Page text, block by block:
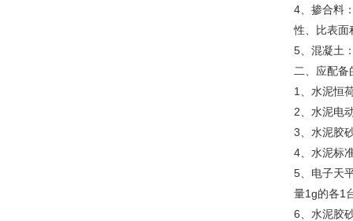
4、掺合料
性、比表面
5、混凝土
二、应配备
1、水泥恒
2、水泥电
3、水泥胶
4、水泥标
5、电子天
量1g的各1
6、水泥胶